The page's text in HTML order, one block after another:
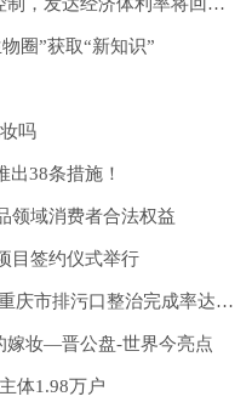
圈”获取“新知识”
吗
出38条措施！
领域消费者合法权益
目签约仪式举行
【环球聚看点】把好入河“闸门” 重庆市排污口整治完成率达到80%
嫁妆—晋公盘-世界今亮点
体1.98万户